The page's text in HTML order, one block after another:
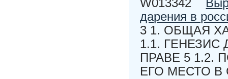
W013342
дарения в
3 1. ОБЩАЯ
1.1.
ПРАВЕ 5 1.2.
ЕГО МЕСТО